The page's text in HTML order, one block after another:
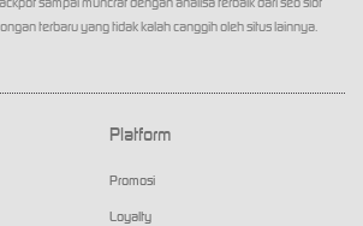
terbaru yang tidak kalah canggih oleh situs lainnya.
Platform
Promosi
Loyalty